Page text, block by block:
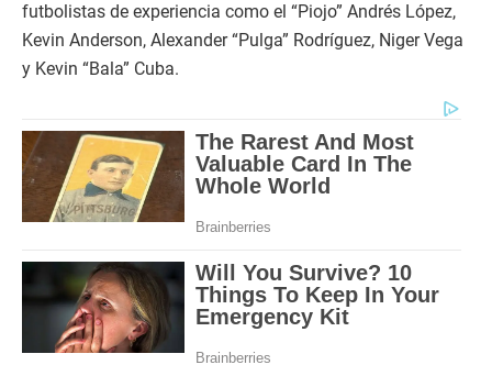
futbolistas de experiencia como el “Piojo” Andrés López,
Kevin Anderson, Alexander “Pulga” Rodríguez, Niger Vega
y Kevin “Bala” Cuba.